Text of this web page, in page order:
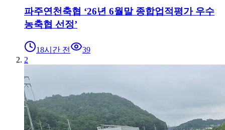
파주연천축협 ‘26년 6월말 종합업적평가 우수
농축협 선정’
18시간 전
39
2